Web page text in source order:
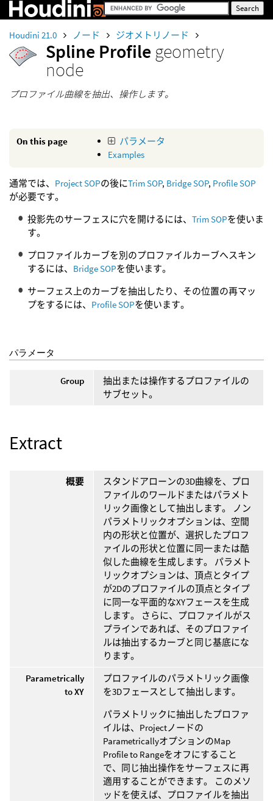
Houdini 21.0 ノード ジオメトリノード
Spline Profile geometry
node
プロファイル曲線を抽出、操作します。
On this page
パラメータ
Examples
通常では、 Project SOPの後にTrim SOP, Bridge SOP, Profile SOP
が必要です。
投影先のサーフェスに穴を開けるには、 Trim SOPを使いま
す。
プロファイルカーブを別のプロファイルカーブへスキン
するには、 Bridge SOPを使います。
サーフェス上のカーブを抽出したり、その位置の再マッ
プをするには、 Profile SOPを使います。
パラメータ
Group
抽出または操作するプロファイルの
サブセット。
Extract
概要
スタンドアローンの3D曲線を、プロ
ファイルのワールドまたはパラメト
リック画像として抽出します。 ノン
パラメトリックオプションは、空間
内の形状と位置が、選択したプロフ
ァイルの形状と位置に同一または酷
似した曲線を生成します。 パラメト
リックオプションは、頂点とタイプ
が2Dのプロファイルの頂点とタイプ
に同一な平面的なXYフェースを生成
します。 さらに、プロファイルがス
プラインであれば、そのプロファイ
ルは抽出するカーブと同じ基底にな
ります。
Parametrically
to XY
プロファイルのパラメトリック画像
を3Dフェースとして抽出します。
パラメトリックに抽出したプロファ
イルは、Projectノードの
ParametricallyオプションのMap
Profile to Rangeをオフにすること
で、同じ抽出操作をサーフェスに再
適用することができます。 このメソ
ッドを使えば、プロファイルを抽出